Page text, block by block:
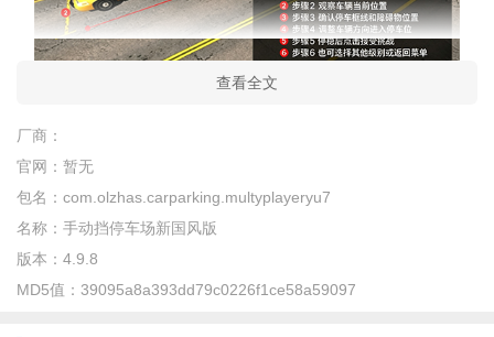
注意：安装后请务必开启存储权限，否则无法保存游戏进
优化技巧：在设置中降低画质可有效减少卡顿，尤其老机
型。
温馨提示：游戏首次启动需要加载资源，请保持网络畅通。
查看全文
厂商：
官网： 暂无
包名： com.olzhas.carparking.multyplayeryu7
名称： 手动挡停车场新国风版
版本： 4.9.8
MD5值： 39095a8a393dd79c0226f1ce58a59097